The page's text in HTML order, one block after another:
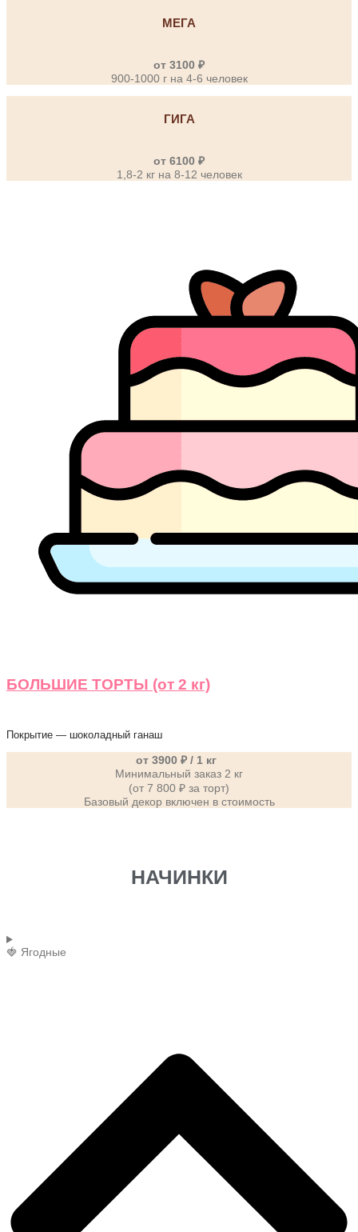
МЕГА
от 3100 ₽
900-1000 г на 4-6 человек
ГИГА
от 6100 ₽
1,8-2 кг на 8-12 человек
БОЛЬШИЕ ТОРТЫ (от 2 кг)
Покрытие — шоколадный ганаш
от 3900 ₽ / 1 кг
Минимальный заказ 2 кг
(от 7 800 ₽ за торт)
Базовый декор включен в стоимость
НАЧИНКИ
🍓 Ягодные